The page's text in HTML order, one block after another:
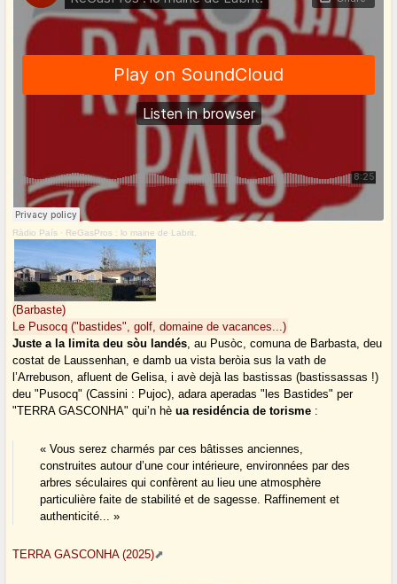
Ràdio País · ReGasPros : lo maine de Labrit.
(Barbaste)
Le Pusocq ("bastides", golf, domaine de vacances...)
Juste a la limita deu sòu landés, au Pusòc, comuna de Barbasta, deu
costat de Laussenhan, e damb ua vista beròia sus la vath de
l’Arrebuson, afluent de Gelisa, i avè dejà las bastissas (bastissassas !)
deu "Pusocq" (Cassini : Pujoc), adara aperadas "les Bastides" per
"TERRA GASCONHA" qui’n hèua residéncia de torisme :
« Vous serez charmés par ces bâtisses anciennes,
construites autour d’une cour intérieure, environnées par des
arbres séculaires qui confèrent au lieu une atmosphère
particulière faite de stabilité et de sagesse. Raffinement et
authenticité... »
TERRA GASCONHA (2025)